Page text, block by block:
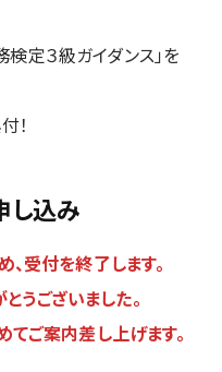
定３級ガイダンス」を
！
し込み
受付を終了します。
うございました。
てご案内差し上げます。